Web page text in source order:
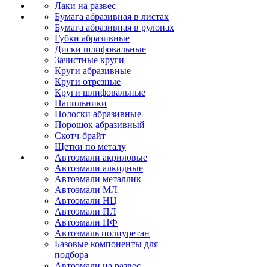
Лаки на развес
Бумага абразивная в листах
Бумага абразивная в рулонах
Губки абразивные
Диски шлифовальные
Зачистные круги
Круги абразивные
Круги отрезные
Круги шлифовальные
Напильники
Полоски абразивные
Порошок абразивный
Скотч-брайт
Щетки по металу
Автоэмали акриловые
Автоэмали алкидные
Автоэмали металлик
Автоэмали МЛ
Автоэмали НЦ
Автоэмали ПЛ
Автоэмали ПФ
Автоэмаль полиуретан
Базовые компоненты для
подбора